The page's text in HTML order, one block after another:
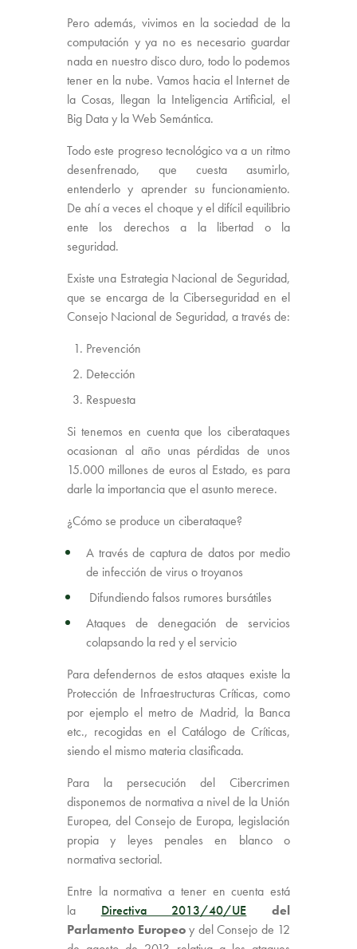
Pero además, vivimos en la sociedad de la
computación y ya no es necesario guardar
nada en nuestro disco duro, todo lo podemos
tener en la nube. Vamos hacia el Internet de
la Cosas, llegan la Inteligencia Artificial, el
Big Data y la Web Semántica.
Todo este progreso tecnológico va a un ritmo
desenfrenado, que cuesta asumirlo,
entenderlo y aprender su funcionamiento.
De ahí a veces el choque y el difícil equilibrio
ente los derechos a la libertad o la
seguridad.
Existe una Estrategia Nacional de Seguridad,
que se encarga de la Ciberseguridad en el
Consejo Nacional de Seguridad, a través de:
Prevención
Detección
Respuesta
Si tenemos en cuenta que los ciberataques
ocasionan al año unas pérdidas de unos
15.000 millones de euros al Estado, es para
darle la importancia que el asunto merece.
¿Cómo se produce un ciberataque?
A través de captura de datos por medio
de infección de virus o troyanos
Difundiendo falsos rumores bursátiles
Ataques de denegación de servicios
colapsando la red y el servicio
Para defendernos de estos ataques existe la
Protección de Infraestructuras Críticas, como
por ejemplo el metro de Madrid, la Banca
etc., recogidas en el Catálogo de Críticas,
siendo el mismo materia clasificada.
Para la persecución del Cibercrimen
disponemos de normativa a nivel de la Unión
Europea, del Consejo de Europa, legislación
propia y leyes penales en blanco o
normativa sectorial.
Entre la normativa a tener en cuenta está
la Directiva 2013/40/UE del
Parlamento Europeoy del Consejo de 12